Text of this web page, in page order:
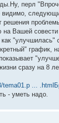
перл
видимо,
решения
на Вашей
"улучшилась"
график,
сразу на 8
tema01.p ...
- уметь надо.